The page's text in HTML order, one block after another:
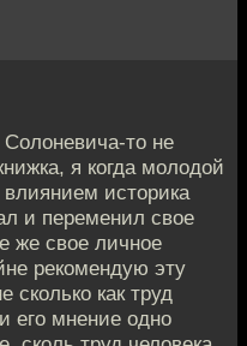
то не
я когда молодой
историка
и переменил свое
же свое личное
рекомендую эту
сколько как труд
его мнение одно